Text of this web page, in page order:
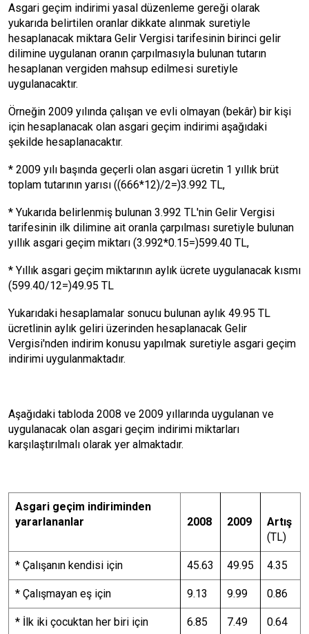
Asgari geçim indirimi yasal düzenleme gereği olarak
yukarıda belirtilen oranlar dikkate alınmak suretiyle
hesaplanacak miktara Gelir Vergisi tarifesinin birinci gelir
dilimine uygulanan oranın çarpılmasıyla bulunan tutarın
hesaplanan vergiden mahsup edilmesi suretiyle
uygulanacaktır.
Örneğin 2009 yılında çalışan ve evli olmayan (bekâr) bir kişi
için hesaplanacak olan asgari geçim indirimi aşağıdaki
şekilde hesaplanacaktır.
* 2009 yılı başında geçerli olan asgari ücretin 1 yıllık brüt
toplam tutarının yarısı ((666*12)/2=)3.992 TL,
* Yukarıda belirlenmiş bulunan 3.992 TL'nin Gelir Vergisi
tarifesinin ilk dilimine ait oranla çarpılması suretiyle bulunan
yıllık asgari geçim miktarı (3.992*0.15=)599.40 TL,
* Yıllık asgari geçim miktarının aylık ücrete uygulanacak kısmı
(599.40/12=)49.95 TL
Yukarıdaki hesaplamalar sonucu bulunan aylık 49.95 TL
ücretlinin aylık geliri üzerinden hesaplanacak Gelir
Vergisi'nden indirim konusu yapılmak suretiyle asgari geçim
indirimi uygulanmaktadır.
Aşağıdaki tabloda 2008 ve 2009 yıllarında uygulanan ve
uygulanacak olan asgari geçim indirimi miktarları
karşılaştırılmalı olarak yer almaktadır.
Asgari geçim indiriminden
yararlananlar
2008 2009
Artış
(TL)
* Çalışanın kendisi için 45.63 49.95 4.35
* Çalışmayan eş için 9.13 9.99 0.86
* İlk iki çocuktan her biri için 6.85 7.49 0.64